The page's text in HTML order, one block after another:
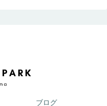
ブログ